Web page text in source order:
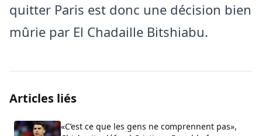
quitter Paris est donc une décision bien
mûrie par El Chadaille Bitshiabu.
Articles liés
«C’est ce que les gens ne comprennent pas»,